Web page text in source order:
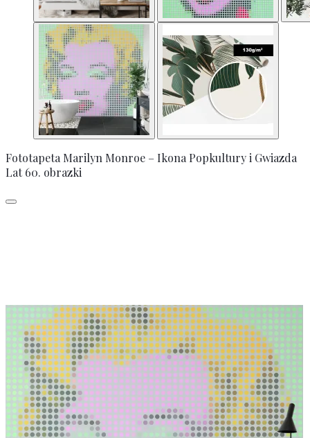
Fototapeta Marilyn Monroe – Ikona Popkultury i Gwiazda
Lat 60. obrazki